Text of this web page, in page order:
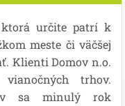
ktorá určite patrí k
meste či väčšej
Klienti Domov n.o.
trhov.
sa minulý rok